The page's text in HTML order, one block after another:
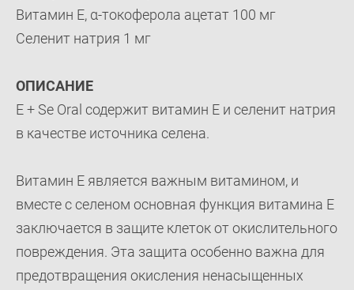
Bитамин Е, α-токоферола ацетат 100 мг
Селенит натрия 1 мг
ОПИСАНИЕ
E + Se Oral содержит витамин Е и селенит натрия
в качестве источника селена.
Витамин Е является важным витамином, и
вместе с селеном основная функция витамина Е
заключается в защите клеток от окислительного
повреждения. Эта защита особенно важна для
предотвращения окисления ненасыщенных